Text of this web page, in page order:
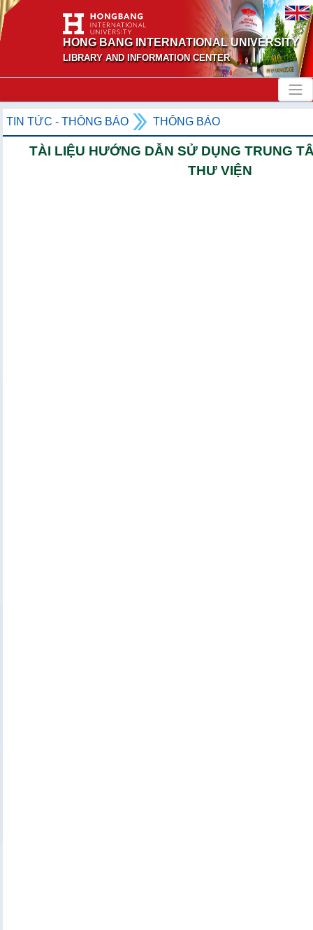
HONG BANG INTERNATIONAL UNIVERSITY
LIBRARY AND INFORMATION CENTER
TIN TỨC - THÔNG BÁO THÔNG BÁO
TÀI LIỆU HƯỚNG DẪN SỬ DỤNG TRUNG
THƯ VIỆN